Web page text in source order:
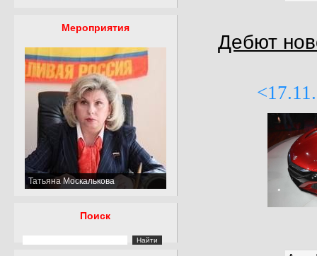
Мероприятия
Татьяна Москалькова
Поиск
Дебют